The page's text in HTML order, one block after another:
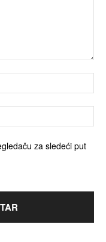
za sledeći put